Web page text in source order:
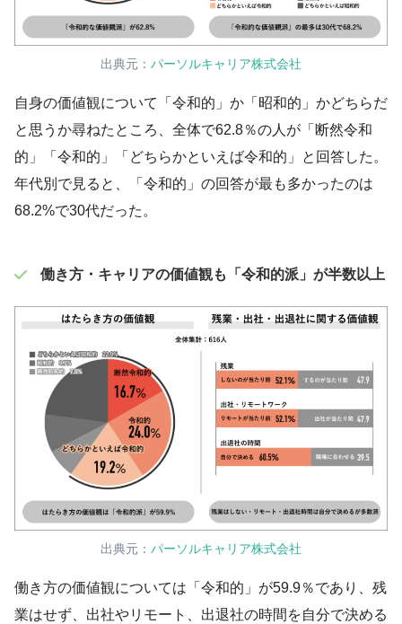
出典元： パーソルキャリア株式会社
自身の価値観について「令和的」か「昭和的」かどちらだ
と思うか尋ねたところ、全体で62.8％の人が「断然令和
的」「令和的」「どちらかといえば令和的」と回答した。
年代別で見ると、「令和的」の回答が最も多かったのは
68.2%で30代だった。
働き方・キャリアの価値観も「令和的派」が半数以上
出典元： パーソルキャリア株式会社
働き方の価値観については「令和的」が59.9％であり、残
業はせず、出社やリモート、出退社の時間を自分で決める